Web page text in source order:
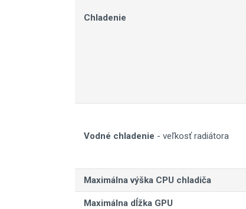
Chladenie
Vodné chladenie - veľkosť radiátora
Maximálna výška CPU chladiča
Maximálna dĺžka GPU